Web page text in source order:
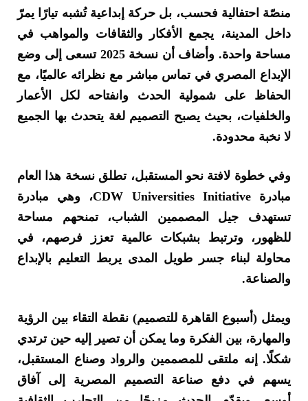
منصّة احتفالية فحسب، بل حركة إبداعية تُشبه تيارًا يمرّ
داخل المدينة، يجمع الأفكار والثقافات والمواهب في
مساحة واحدة. وأضاف أن نسخة 2025 تسعى إلى وضع
الإبداع المصري في تماس مباشر مع نظرائه عالميًا، مع
الحفاظ على شمولية الحدث وانفتاحه لكل الأعمار
والخلفيات، بحيث يصبح التصميم لغة يتحدث بها الجميع
لا نخبة محدودة.
وفي خطوة لافتة نحو المستقبل، تطلق نسخة هذا العام
مبادرة CDW Universities Initiative، وهي مبادرة
تستهدف جيل المصممين الشباب، تمنحهم مساحة
للظهور، وترتبط بشبكات عالمية تعزز فرصهم، في
محاولة لبناء جسر طويل المدى يربط التعليم بالإبداع
والصناعة.
ويمثل (أسبوع القاهرة للتصميم) نقطة التقاء بين الرؤية
والمهارة، بين الفكرة وما يمكن أن تصير إليه حين ترتدي
شكلًا. إنه ملتقى للمصممين والرواد وصناع المستقبل،
يسهم في دفع صناعة التصميم المصرية إلى آفاق